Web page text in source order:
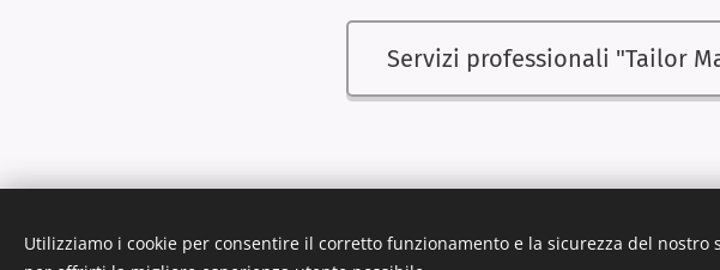
Servizi professionali "Tailor
Utilizziamo i cookie per consentire il corretto funzionamento e la sicurezza del nostro